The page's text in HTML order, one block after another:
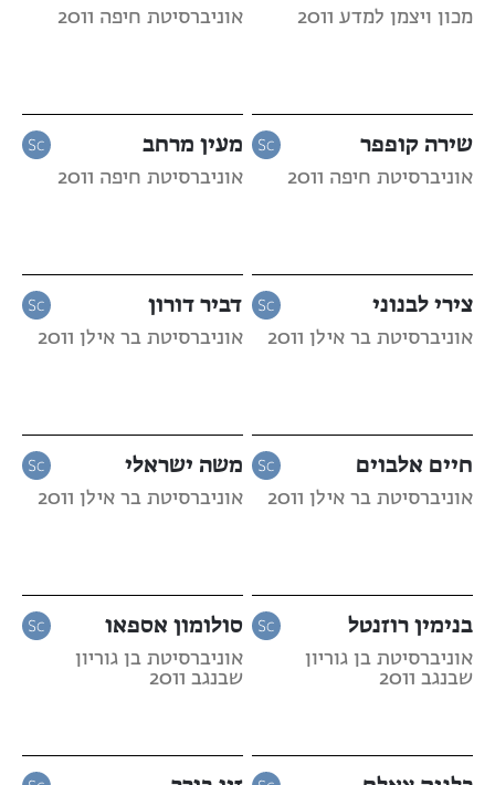
מכון ויצמן למדע 2011 אוניברסיטת חיפה 2011
שירה קופפר
אוניברסיטת חיפה 2011
מעין מרחב
אוניברסיטת חיפה 2011
צירי לבנוני
אוניברסיטת בר אילן 2011
דביר דורון
אוניברסיטת בר אילן 2011
חיים אלבוים
אוניברסיטת בר אילן 2011
משה ישראלי
אוניברסיטת בר אילן 2011
בנימין רוזנטל
אוניברסיטת בן גוריון
שבנגב 2011
סולומון אספאו
אוניברסיטת בן גוריון
שבנגב 2011